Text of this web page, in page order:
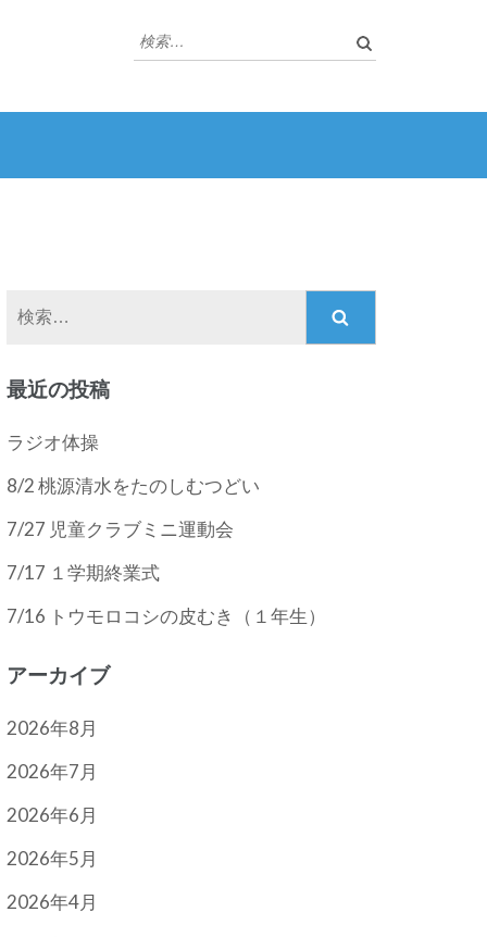
検
索:
最近の投稿
ラジオ体操
8/2 桃源清水をたのしむつどい
7/27 児童クラブミニ運動会
7/17 １学期終業式
7/16 トウモロコシの皮むき（１年生）
アーカイブ
2026年8月
2026年7月
2026年6月
2026年5月
2026年4月